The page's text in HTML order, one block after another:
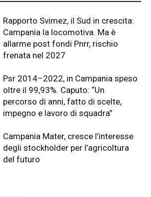
Rapporto Svimez, il Sud in crescita:
Campania la locomotiva. Ma è
allarme post fondi Pnrr, rischio
frenata nel 2027
Psr 2014–2022, in Campania speso
oltre il 99,93%. Caputo: “Un
percorso di anni, fatto di scelte,
impegno e lavoro di squadra”
Campania Mater, cresce l’interesse
degli stockholder per l’agricoltura
del futuro